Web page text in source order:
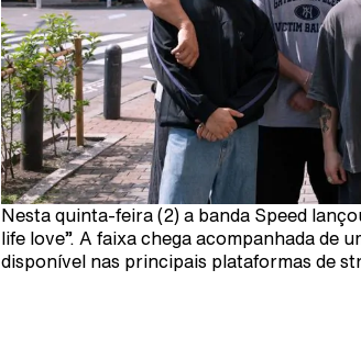
Nesta quinta-feira (2) a banda Speed
life love”. A faixa chega acompanhada de
disponível nas principais plataformas de